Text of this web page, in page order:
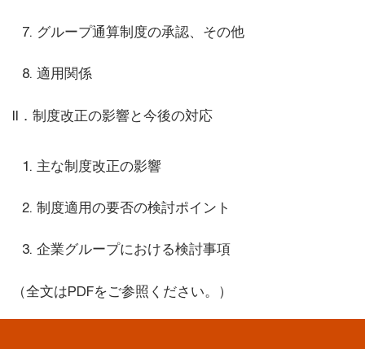
グループ通算制度の承認、その他
適用関係
II．制度改正の影響と今後の対応
主な制度改正の影響
制度適用の要否の検討ポイント
企業グループにおける検討事項
（全文はPDFをご参照ください。）